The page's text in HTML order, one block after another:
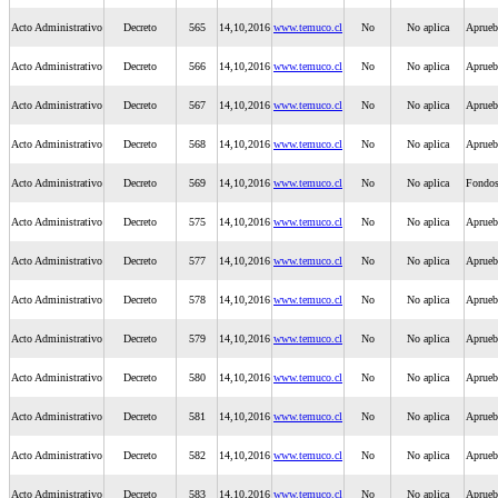
Acto Administrativo Decreto 565 14,10,2016 www.temuco.cl No No aplica
Acto Administrativo Decreto 566 14,10,2016 www.temuco.cl No No aplica
Acto Administrativo Decreto 567 14,10,2016 www.temuco.cl No No aplica
Acto Administrativo Decreto 568 14,10,2016 www.temuco.cl No No aplica
Acto Administrativo Decreto 569 14,10,2016 www.temuco.cl No No aplica
Acto Administrativo Decreto 575 14,10,2016 www.temuco.cl No No aplica
Acto Administrativo Decreto 577 14,10,2016 www.temuco.cl No No aplica
Acto Administrativo Decreto 578 14,10,2016 www.temuco.cl No No aplica
Acto Administrativo Decreto 579 14,10,2016 www.temuco.cl No No aplica
Acto Administrativo Decreto 580 14,10,2016 www.temuco.cl No No aplica
Acto Administrativo Decreto 581 14,10,2016 www.temuco.cl No No aplica
Acto Administrativo Decreto 582 14,10,2016 www.temuco.cl No No aplica
Acto Administrativo Decreto 583 14,10,2016 www.temuco.cl No No aplica